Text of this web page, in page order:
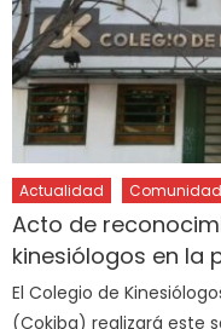
Actualidad
Acto de
kinesiólogos en la
El Colegio de
(Cokiba) realizará este